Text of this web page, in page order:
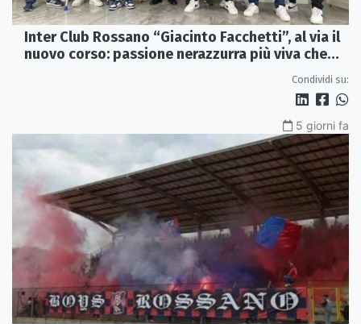
Inter Club Rossano “Giacinto Facchetti”, al via il
nuovo corso: passione nerazzurra più viva che
Condividi su:
5 giorni fa